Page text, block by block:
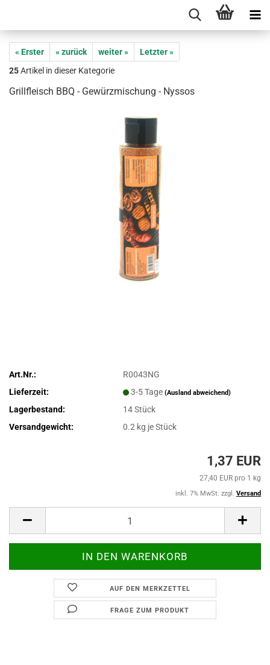
« Erster « zurück weiter »
Letzter »
25Artikel in dieser Kategorie
Grillfleisch BBQ - Gewürzmischung - Nyssos
Art.Nr.:
R0043NG
Lieferzeit:
3-5 Tage(Ausland abweichend)
Lagerbestand: 14Stück
Versandgewicht:
0.2 kg je Stück
1,37 EUR
27,40 EUR pro 1 kg
inkl. 7% MwSt. zzgl. Versand
AUF DEN MERKZETTEL
FRAGE ZUM PRODUKT